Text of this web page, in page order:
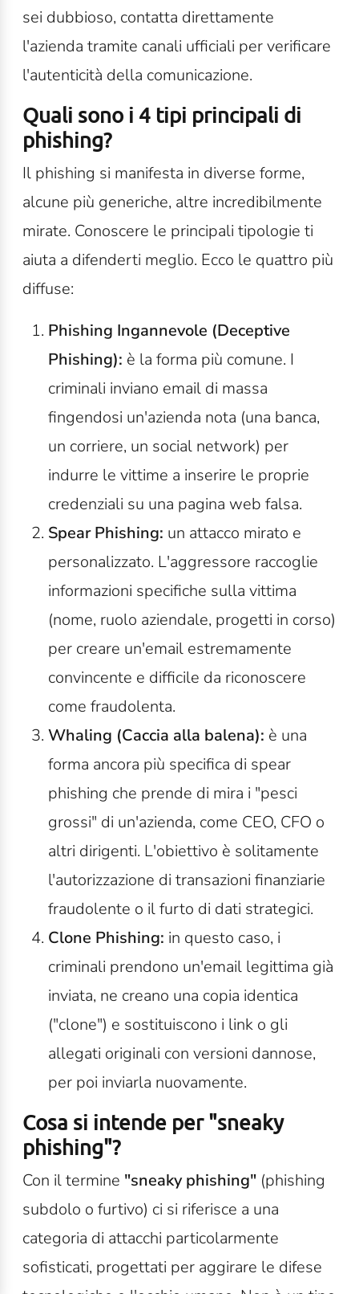
sei dubbioso, contatta direttamente
l'azienda tramite canali ufficiali per verificare
l'autenticità della comunicazione.
Quali sono i 4 tipi principali di
phishing?
Il phishing si manifesta in diverse forme,
alcune più generiche, altre incredibilmente
mirate. Conoscere le principali tipologie ti
aiuta a difenderti meglio. Ecco le quattro più
diffuse:
Phishing Ingannevole (Deceptive
Phishing): è la forma più comune. I
criminali inviano email di massa
fingendosi un'azienda nota (una banca,
un corriere, un social network) per
indurre le vittime a inserire le proprie
credenziali su una pagina web falsa.
Spear Phishing: un attacco mirato e
personalizzato. L'aggressore raccoglie
informazioni specifiche sulla vittima
(nome, ruolo aziendale, progetti in corso)
per creare un'email estremamente
convincente e difficile da riconoscere
come fraudolenta.
Whaling (Caccia alla balena): è una
forma ancora più specifica di spear
phishing che prende di mira i "pesci
grossi" di un'azienda, come CEO, CFO o
altri dirigenti. L'obiettivo è solitamente
l'autorizzazione di transazioni finanziarie
fraudolente o il furto di dati strategici.
Clone Phishing: in questo caso, i
criminali prendono un'email legittima già
inviata, ne creano una copia identica
("clone") e sostituiscono i link o gli
allegati originali con versioni dannose,
per poi inviarla nuovamente.
Cosa si intende per "sneaky
phishing"?
Con il termine "sneaky phishing" (phishing
subdolo o furtivo) ci si riferisce a una
categoria di attacchi particolarmente
sofisticati, progettati per aggirare le difese